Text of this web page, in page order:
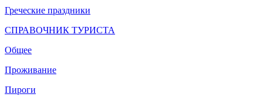
Греческие праздники
СПРАВОЧНИК ТУРИСТА
Общее
Проживание
Пироги